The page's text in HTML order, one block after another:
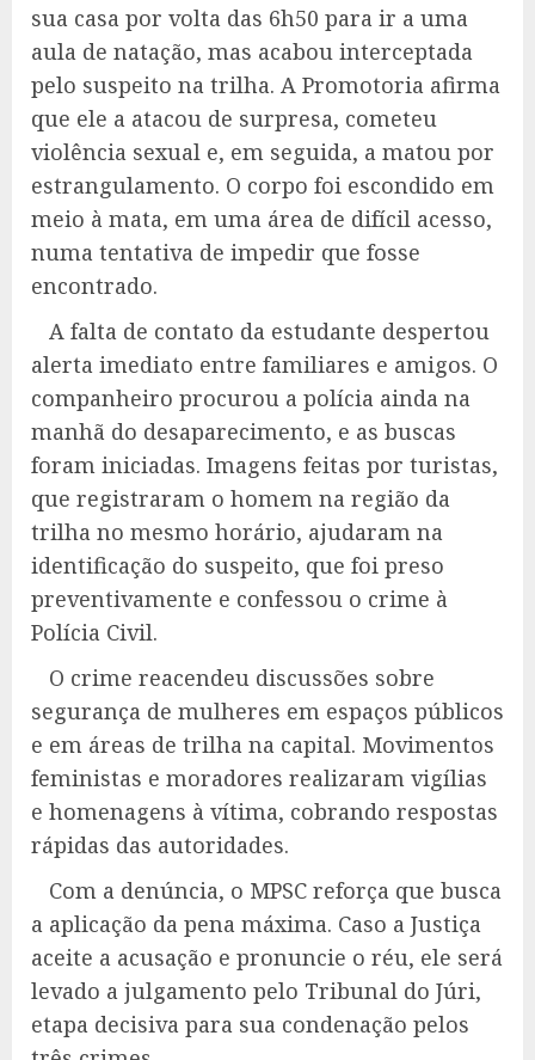
sua casa por volta das 6h50 para ir a uma
aula de natação, mas acabou interceptada
pelo suspeito na trilha. A Promotoria afirma
que ele a atacou de surpresa, cometeu
violência sexual e, em seguida, a matou por
estrangulamento. O corpo foi escondido em
meio à mata, em uma área de difícil acesso,
numa tentativa de impedir que fosse
encontrado.
A falta de contato da estudante despertou
alerta imediato entre familiares e amigos. O
companheiro procurou a polícia ainda na
manhã do desaparecimento, e as buscas
foram iniciadas. Imagens feitas por turistas,
que registraram o homem na região da
trilha no mesmo horário, ajudaram na
identificação do suspeito, que foi preso
preventivamente e confessou o crime à
Polícia Civil.
O crime reacendeu discussões sobre
segurança de mulheres em espaços públicos
e em áreas de trilha na capital. Movimentos
feministas e moradores realizaram vigílias
e homenagens à vítima, cobrando respostas
rápidas das autoridades.
Com a denúncia, o MPSC reforça que busca
a aplicação da pena máxima. Caso a Justiça
aceite a acusação e pronuncie o réu, ele será
levado a julgamento pelo Tribunal do Júri,
etapa decisiva para sua condenação pelos